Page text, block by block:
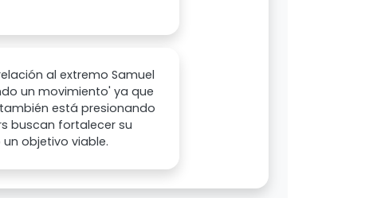
al extremo Samuel
un movimiento' ya que
está presionando
buscan fortalecer su
objetivo viable.